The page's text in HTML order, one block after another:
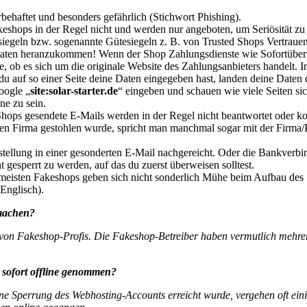
und besonders gefährlich (Stichwort Phishing).
in der Regel nicht und werden nur angeboten, um Seriösität
bzw. sogenannte Gütesiegeln z. B. von Trusted Shops
heranzukommen! Wenn der Shop Zahlungsdienste wie
es sich um die originale Website des Zahlungsanbieters handelt.
auf so einer Seite deine Daten eingegeben hast, landen deine
„site:solar-starter.de“ eingeben und schauen wie viele Seiten
zu sein.
gesendete E-Mails werden in der Regel nicht beantwortet oder
Firma gestohlen wurde, spricht man manchmal sogar mit der
in einer gesonderten E-Mail nachgereicht. Oder die
zu werden, auf das du zuerst überweisen solltest.
Fakeshops geben sich nicht sonderlich Mühe beim Aufbau
Fakeshop-Profis. Die Fakeshop-Betreiber haben vermutlich
offline genommen?
Sperrung des Webhosting-Accounts erreicht wurde, vergehen oft